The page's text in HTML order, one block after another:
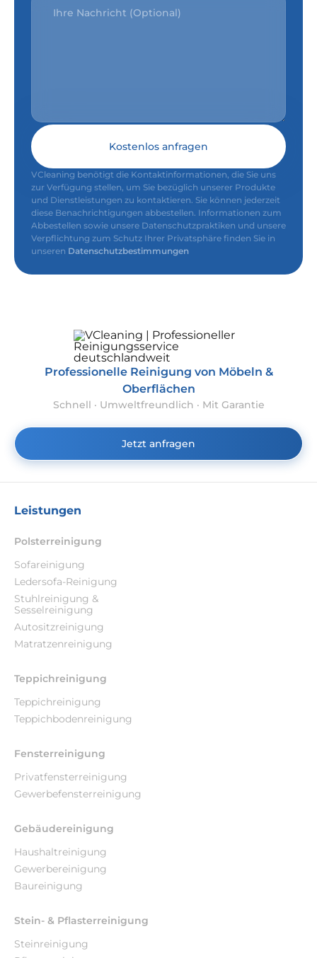
Kostenlos anfragen
VCleaning benötigt die Kontaktinformationen, die Sie uns
zur Verfügung stellen, um Sie bezüglich unserer Produkte
und Dienstleistungen zu kontaktieren. Sie können jederzeit
diese Benachrichtigungen abbestellen. Informationen zum
Abbestellen sowie unsere Datenschutzpraktiken und unsere
Verpflichtung zum Schutz Ihrer Privatsphäre finden Sie in
unseren Datenschutzbestimmungen
Professionelle Reinigung von Möbeln &
Oberflächen
Schnell · Umweltfreundlich · Mit Garantie
Jetzt anfragen
Leistungen
Polsterreinigung
Sofareinigung
Ledersofa-Reinigung
Stuhlreinigung &
Sesselreinigung
Autositzreinigung
Matratzenreinigung
Teppichreinigung
Teppichreinigung
Teppichbodenreinigung
Fensterreinigung
Privatfensterreinigung
Gewerbefensterreinigung
Gebäudereinigung
Haushaltreinigung
Gewerbereinigung
Baureinigung
Stein- & Pflasterreinigung
Steinreinigung